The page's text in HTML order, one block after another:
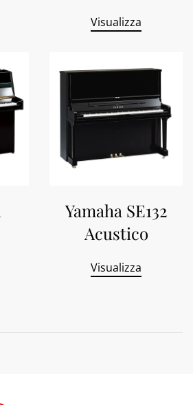
Visualizza
Yamaha SE132
Acustico
Visualizza